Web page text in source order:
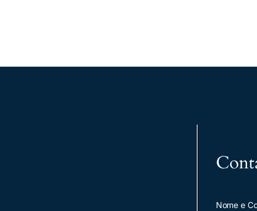
Nome e